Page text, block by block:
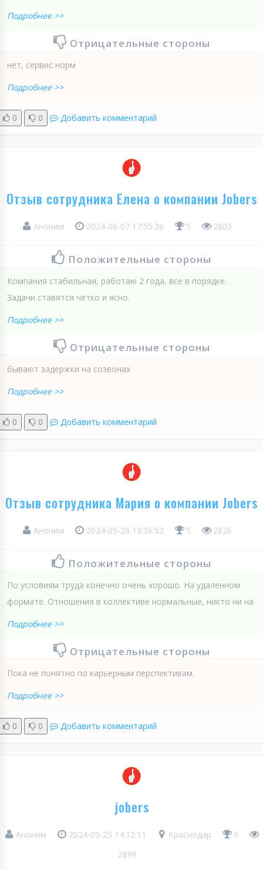
Подробнее >>
Отрицательные стороны
нет, сервис норм
Подробнее >>
0 0 Добавить комментарий
Отзыв сотрудника Елена о компании Jobers
Аноним 2024-06-07 17:55:36 5 2803
Положительные стороны
Компания стабильная, работаю 2 года, все в порядке.
Задачи ставятся четко и ясно.
Подробнее >>
Отрицательные стороны
бывают задержки на созвонах
Подробнее >>
0 0 Добавить комментарий
Отзыв сотрудника Мария о компании Jobers
Аноним 2024-05-26 13:36:52 5 2826
Положительные стороны
По условиям труда конечно очень хорошо. На удаленном
формате. Отношения в коллективе нормальные, никто ни на
Подробнее >>
Отрицательные стороны
Пока не понятно по карьерным перспективам.
Подробнее >>
0 0 Добавить комментарий
jobers
Аноним 2024-05-25 14:12:11 Краснодар
5
2899